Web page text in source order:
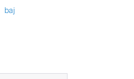
baj